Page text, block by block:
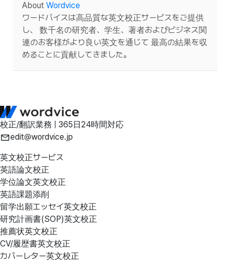
About Wordvice
ワードバイスは高品質な英文校正サービスをご提供
し、 数千名の研究者、学生、著者およびビジネス関
連のお客様がより良い英文を通じて 最高の結果を収
めることに貢献してきました。
校正/翻訳業務 | 365日24時間対応
edit@wordvice.jp
英文校正サービス
英語論文校正
学位論文英文校正
英語課題添削
留学出願エッセイ英文校正
研究計画書(SOP)英文校正
推薦状英文校正
CV/履歴書英文校正
カバーレター英文校正